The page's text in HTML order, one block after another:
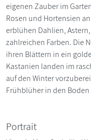
eigenen Zauber im
Rosen und Hortensien
erblühen Dahlien,
zahlreichen Farben. Die
ihren Blättern in ein
Kastanien landen im
auf den Winter
Frühblüher in den
Portrait